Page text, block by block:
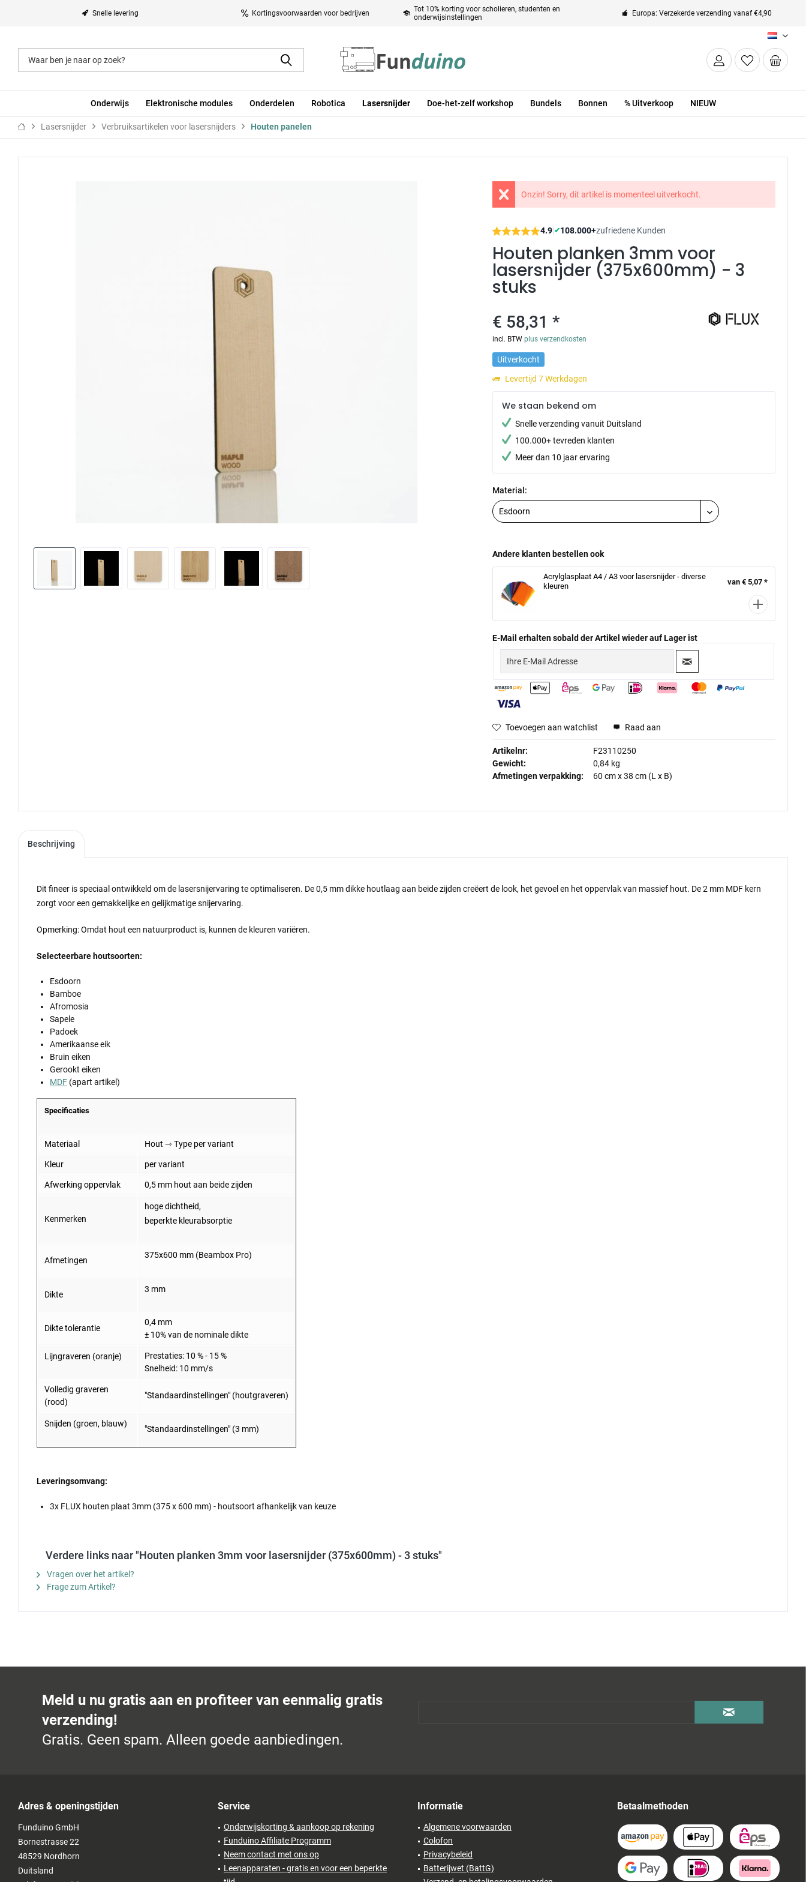
Snelle levering Kortingsvoorwaarden voor bedrijven
Tot 10% korting voor scholieren, studenten en
onderwijsinstellingen
Europa: Verzekerde verzending vanaf €4,90
NL
Onderwijs Elektronische modules Onderdelen Robotica Lasersnijder Doe-het-zelf workshop Bundels Bonnen % Uitverkoop NIEUW
Lasersnijder Verbruiksartikelen voor lasersnijders Houten panelen
Onzin! Sorry, dit artikel is momenteel uitverkocht.
4.9|✔108.000+zufriedene Kunden
Houten planken 3mm voor
lasersnijder (375x600mm) - 3
stuks
€ 58,31 *
incl. BTWplus verzendkosten
Uitverkocht
Levertijd 7 Werkdagen
We staan bekend om
Snelle verzending vanuit Duitsland
100.000+ tevreden klanten
Meer dan 10 jaar ervaring
Material:
Andere klanten bestellen ook
Acrylglasplaat A4 / A3 voor lasersnijder - diverse
kleuren
van € 5,07 *
E-Mail erhalten sobald der Artikel wieder auf Lager ist
Toevoegen aan watchlist Raad aan
Artikelnr:
F23110250
Gewicht:
0,84 kg
Afmetingen verpakking:
60 cmx38 cm (L x B)
Beschrijving
Dit fineer is speciaal ontwikkeld om de lasersnijervaring te optimaliseren. De 0,5 mm dikke houtlaag aan beide zijden creëert de look, het gevoel en het oppervlak van massief hout. De 2 mm MDF kern
zorgt voor een gemakkelijke en gelijkmatige snijervaring.
Opmerking: Omdat hout een natuurproduct is, kunnen de kleuren variëren.
Selecteerbare houtsoorten:
Esdoorn
Bamboe
Afromosia
Sapele
Padoek
Amerikaanse eik
Bruin eiken
Gerookt eiken
MDF (apart artikel)
Specificaties
Materiaal Hout ⇾ Type per variant
Kleur per variant
Afwerking oppervlak 0,5 mm hout aan beide zijden
Kenmerken
hoge dichtheid,
beperkte kleurabsorptie
Afmetingen
375x600 mm (Beambox Pro)
Dikte
3 mm
Dikte tolerantie
0,4 mm
± 10% van de nominale dikte
Lijngraveren (oranje)
Prestaties: 10 % - 15 %
Snelheid: 10 mm/s
Volledig graveren
(rood)
"Standaardinstellingen" (houtgraveren)
Snijden (groen, blauw)
"Standaardinstellingen" (3 mm)
Leveringsomvang:
3x FLUX houten plaat 3mm (375 x 600 mm) - houtsoort afhankelijk van keuze
Verdere links naar "Houten planken 3mm voor lasersnijder (375x600mm) - 3 stuks"
Vragen over het artikel?
Frage zum Artikel?
Meld u nu gratis aan en profiteer van eenmalig gratis
verzending!
Gratis. Geen spam. Alleen goede aanbiedingen.
Adres & openingstijden
Funduino GmbH
Bornestrasse 22
48529 Nordhorn
Duitsland
Service
Onderwijskorting & aankoop op rekening
Funduino Affiliate Programm
Neem contact met ons op
Leenapparaten - gratis en voor een beperkte
Informatie
Algemene voorwaarden
Colofon
Privacybeleid
Batterijwet (BattG)
Betaalmethoden